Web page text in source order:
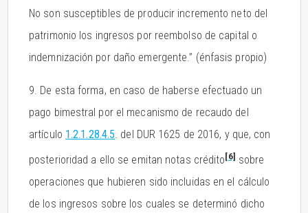
No son susceptibles de producir incremento neto del
patrimonio los ingresos por reembolso de capital o
indemnización por daño emergente.” (énfasis propio)
9. De esta forma, en caso de haberse efectuado un
pago bimestral por el mecanismo de recaudo del
artículo 1.2.1.28.4.5 . del DUR 1625 de 2016, y que, con
posterioridad a ello se emitan notas crédito[6] sobre
operaciones que hubieren sido incluidas en el cálculo
de los ingresos sobre los cuales se determinó dicho